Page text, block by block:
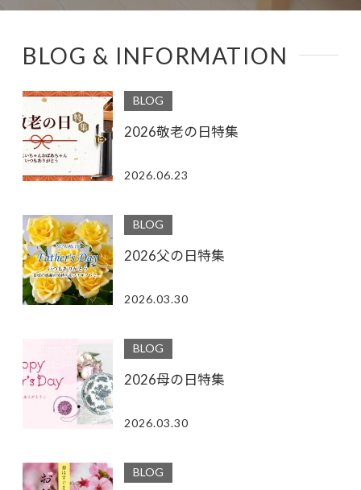
BLOG & INFORMATION
BLOG
2026敬老の日特集
2026.06.23
BLOG
2026父の日特集
2026.03.30
BLOG
2026母の日特集
2026.03.30
BLOG